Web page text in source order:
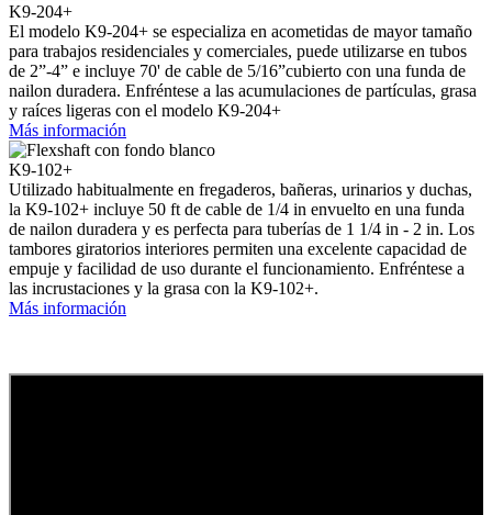
K9-204+
El modelo K9-204+ se especializa en acometidas de mayor tamaño
para trabajos residenciales y comerciales, puede utilizarse en tubos
de 2”-4” e incluye 70' de cable de 5/16”cubierto con una funda de
nailon duradera. Enfréntese a las acumulaciones de partículas, grasa
y raíces ligeras con el modelo K9-204+
Más información
K9-102+
Utilizado habitualmente en fregaderos, bañeras, urinarios y duchas,
la K9-102+ incluye 50 ft de cable de 1/4 in envuelto en una funda
de nailon duradera y es perfecta para tuberías de 1 1/4 in - 2 in. Los
tambores giratorios interiores permiten una excelente capacidad de
empuje y facilidad de uso durante el funcionamiento. Enfréntese a
las incrustaciones y la grasa con la K9-102+.
Más información